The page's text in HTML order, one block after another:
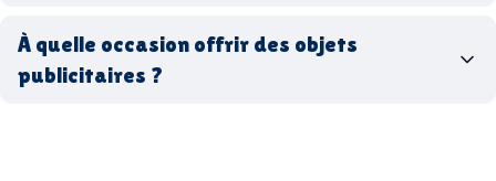
recyclés, fabriqués en France ou en Europe,
biodégradables ou réutilisables
entreprise
goodies utiles au bureau
À quelle occasion offrir des objets
publicitaires ?